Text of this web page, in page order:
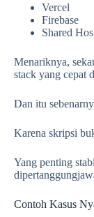
Vercel
Firebase
Shared
Menariknya,
stack yang cepat
Dan itu
Karena skripsi
Yang penting
Contoh Kasus